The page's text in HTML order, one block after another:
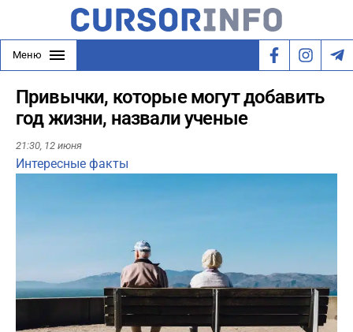
Меню
Привычки, которые могут добавить
год жизни, назвали ученые
21:30, 12 июня
Интересные факты